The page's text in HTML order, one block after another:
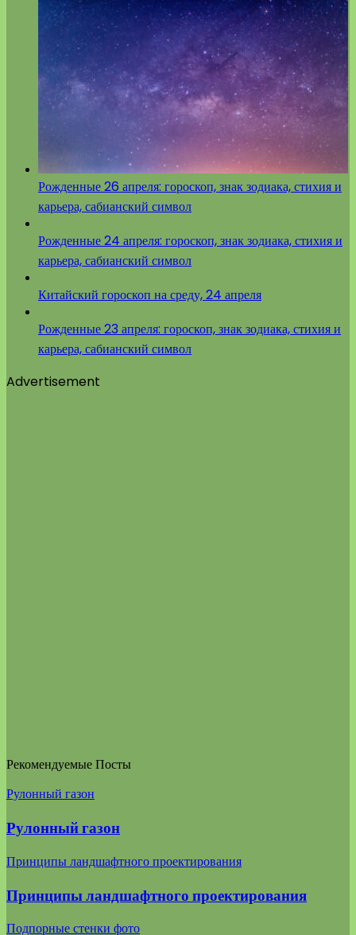
Рожденные 26 апреля: гороскоп, знак зодиака, стихия и
карьера, сабианский символ
Рожденные 24 апреля: гороскоп, знак зодиака, стихия и
карьера, сабианский символ
Китайский гороскоп на среду, 24 апреля
Рожденные 23 апреля: гороскоп, знак зодиака, стихия и
карьера, сабианский символ
Advertisement
Рекомендуемые Посты
Рулонный газон
Рулонный газон
Принципы ландшафтного проектирования
Принципы ландшафтного проектирования
Подпорные стенки фото